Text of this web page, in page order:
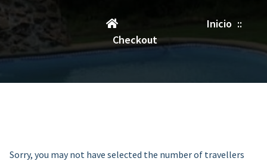
Inicio ::
Checkout
Sorry, you may not have selected the number of travellers